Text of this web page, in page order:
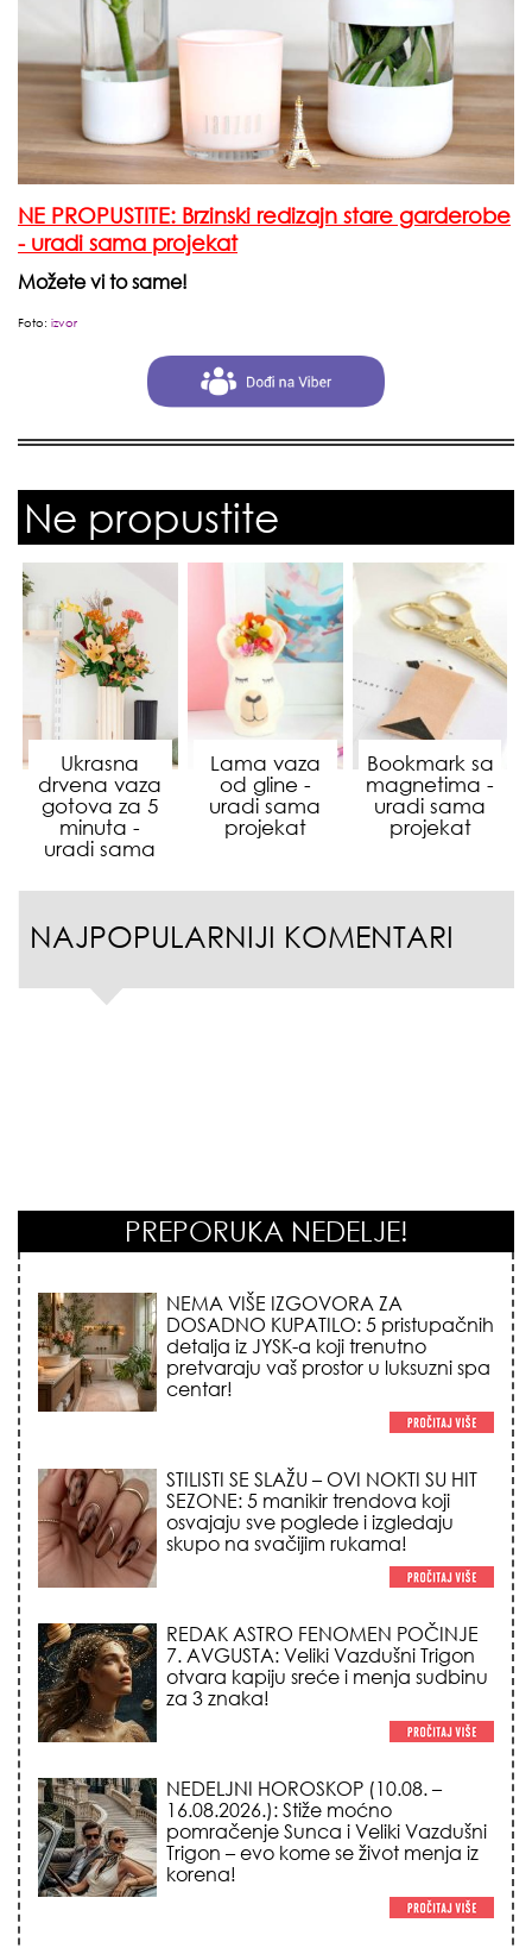
NE PROPUSTITE: Brzinski redizajn stare garderobe
- uradi sama projekat
Možete vi to same!
Foto: izvor
Ne propustite
Ukrasna
drvena vaza
gotova za 5
minuta -
uradi sama
Lama vaza
od gline -
uradi sama
projekat
Bookmark sa
magnetima -
uradi sama
projekat
NAJPOPULARNIJI KOMENTARI
PREPORUKA NEDELJE!
STILISTI SE SLAŽU – OVI NOKTI SU HIT
SEZONE: 5 manikir trendova koji
osvajaju sve poglede i izgledaju
skupo na svačijim rukama!
7. AVGUSTA: Veliki Vazdušni Trigon
otvara kapiju sreće i menja sudbinu
za 3 znaka!
16.08.2026.): Stiže moćno
pomračenje Sunca i Veliki Vazdušni
Trigon – evo kome se život menja iz
korena!
LJUDI U SRBIJI MASOVNO KUPUJU
OVO ČUDO OD 200 DINARA: Trik sa
peškirom i ledom koji rashlađuje stan
na +35 za 10 minuta (BEZ KLIME)!